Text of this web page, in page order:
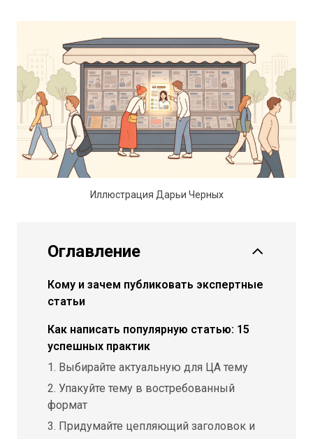
Иллюстрация Дарьи Черных
Оглавление
Кому и зачем публиковать экспертные
статьи
Как написать популярную статью: 15
успешных практик
1. Выбирайте актуальную для ЦА тему
2. Упакуйте тему в востребованный
формат
3. Придумайте цепляющий заголовок и